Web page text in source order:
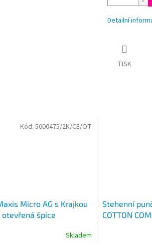
Detailní
TISK
Micro AG s Krajkou
otevřená špice
Skladem
Kód: 5000475/2K/CE/OT
Stehenní
COTTON